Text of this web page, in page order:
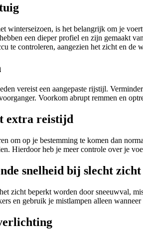
winterseizoen, is het belangrijk om je
een dieper profiel en zijn gemaakt
te controleren, aangezien het zicht en
vereist een aangepaste rijstijl.
Voorkom abrupt remmen en
extra reistijd
om op je bestemming te komen dan
Hierdoor heb je meer controle over je
snelheid bij slecht zicht
zicht beperkt worden door sneeuwval,
en gebruik je mistlampen alleen